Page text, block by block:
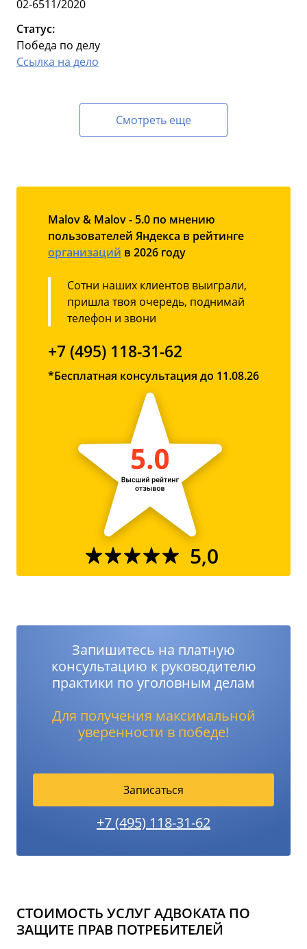
02-6511/2020
Статус:
Победа по делу
Ссылка на дело
Смотреть еще
Malov & Malov - 5.0 по мнению
пользователей Яндекса в рейтинге
организаций в 2026 году
Сотни наших клиентов выиграли,
пришла твоя очередь, поднимай
телефон и звони
+7 (495) 118-31-62
*Бесплатная консультация до 11.08.26
5,0
Запишитесь на платную
консультацию к руководителю
практики по уголовным делам
Для получения максимальной
уверенности в победе!
Записаться
+7 (495) 118-31-62
СТОИМОСТЬ УСЛУГ АДВОКАТА ПО
ЗАЩИТЕ ПРАВ ПОТРЕБИТЕЛЕЙ